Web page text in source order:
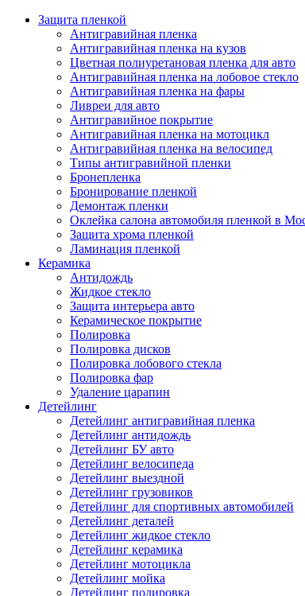
Защита пленкой
Антигравийная пленка
Антигравийная пленка на кузов
Цветная полиуретановая пленка для авто
Антигравийная пленка на лобовое стекло
Антигравийная пленка на фары
Ливреи для авто
Антигравийное покрытие
Антигравийная пленка на мотоцикл
Антигравийная пленка на велосипед
Типы антигравийной пленки
Бронепленка
Бронирование пленкой
Демонтаж пленки
Оклейка салона автомобиля пленкой в
Защита хрома пленкой
Ламинация пленкой
Керамика
Антидождь
Жидкое стекло
Защита интерьера авто
Керамическое покрытие
Полировка
Полировка дисков
Полировка лобового стекла
Полировка фар
Удаление царапин
Детейлинг
Детейлинг антигравийная пленка
Детейлинг антидождь
Детейлинг БУ авто
Детейлинг велосипеда
Детейлинг выездной
Детейлинг грузовиков
Детейлинг для спортивных автомобилей
Детейлинг деталей
Детейлинг жидкое стекло
Детейлинг керамика
Детейлинг мотоцикла
Детейлинг мойка
Детейлинг полировка